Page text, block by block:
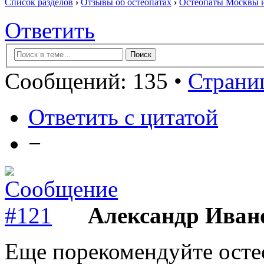
Список разделов › Отзывы об остеопатах › Остеопаты Москвы
Ответить
Сообщений: 135 •
Ответить с цитатой
−
Александр
Еще порекомендуйте